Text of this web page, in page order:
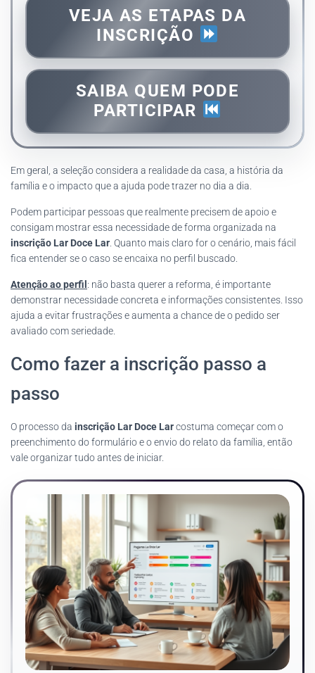
VEJA AS ETAPAS DA
INSCRIÇÃO
SAIBA QUEM PODE
PARTICIPAR
Em geral, a seleção considera a realidade da casa, a história da
família e o impacto que a ajuda pode trazer no dia a dia.
Podem participar pessoas que realmente precisem de apoio e
consigam mostrar essa necessidade de forma organizada na
inscrição Lar Doce Lar . Quanto mais claro for o cenário, mais fácil
fica entender se o caso se encaixa no perfil buscado.
Atenção ao perfil : não basta querer a reforma, é importante
demonstrar necessidade concreta e informações consistentes. Isso
ajuda a evitar frustrações e aumenta a chance de o pedido ser
avaliado com seriedade.
Como fazer a inscrição passo a
passo
O processo da inscrição Lar Doce Larcostuma começar com o
preenchimento do formulário e o envio do relato da família, então
vale organizar tudo antes de iniciar.